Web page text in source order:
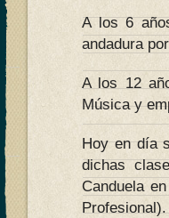
A los 6
andadura
A los 12
Música y
Hoy en día
dichas
Canduela
Profesional).